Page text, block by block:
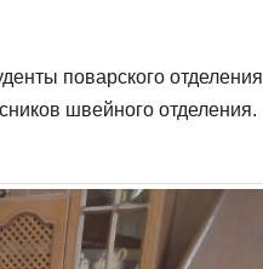
поварского отделения
швейного отделения.